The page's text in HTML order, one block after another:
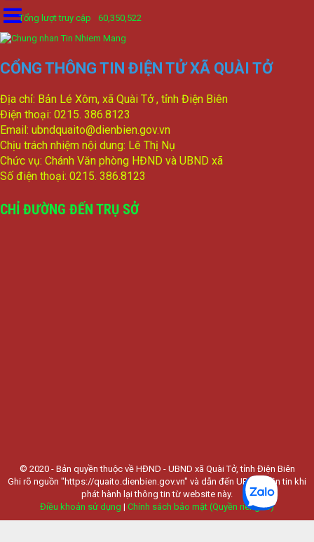
Tổng lượt truy cập 60,350,522
CỔNG THÔNG TIN ĐIỆN TỬ XÃ QUÀI TỞ
Địa chỉ: Bản Lé Xôm, xã Quài Tở , tỉnh Điện Biên
Điện thoại: 0215. 386.8123
Email: ubndquaito@dienbien.gov.vn
Chịu trách nhiệm nội dung: Lê Thị Nụ
Chức vụ: Chánh Văn phòng HĐND và UBND xã
Số điện thoại: 0215. 386.8123
CHỈ ĐƯỜNG ĐẾN TRỤ SỞ
© 2020 - Bản quyền thuộc về HĐND - UBND xã Quài Tở, tỉnh Điện Biên
Ghi rõ nguồn "https://quaito.dienbien.gov.vn" và dẫn đến URL nguồn tin khi
phát hành lại thông tin từ website này.
Điều khoản sử dụng | Chính sách bảo mật (Quyền riêng tư)